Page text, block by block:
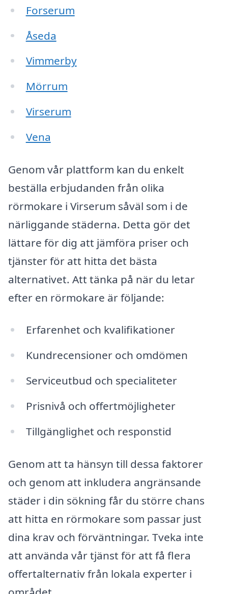
Forserum
Åseda
Vimmerby
Mörrum
Virserum
Vena
Genom vår plattform kan du enkelt
beställa erbjudanden från olika
rörmokare i Virserum såväl som i de
närliggande städerna. Detta gör det
lättare för dig att jämföra priser och
tjänster för att hitta det bästa
alternativet. Att tänka på när du letar
efter en rörmokare är följande:
Erfarenhet och kvalifikationer
Kundrecensioner och omdömen
Serviceutbud och specialiteter
Prisnivå och offertmöjligheter
Tillgänglighet och responstid
Genom att ta hänsyn till dessa faktorer
och genom att inkludera angränsande
städer i din sökning får du större chans
att hitta en rörmokare som passar just
dina krav och förväntningar. Tveka inte
att använda vår tjänst för att få flera
offertalternativ från lokala experter i